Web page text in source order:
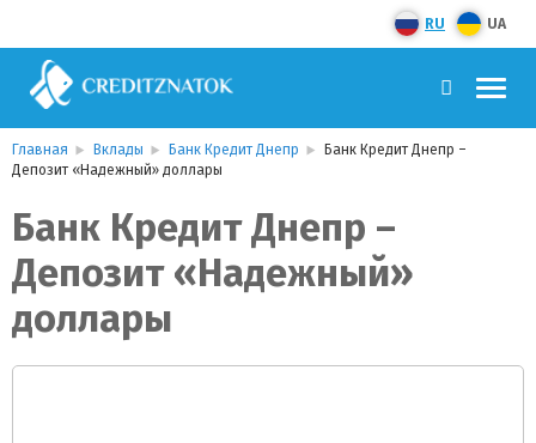
RU UA
Главная Вклады Банк Кредит Днепр
Банк Кредит Днепр –
Депозит «Надежный» доллары
Банк Кредит Днепр –
Депозит «Надежный»
доллары